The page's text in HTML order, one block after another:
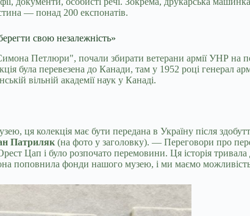
— понад 200 експонатів.
свою незалежність»
Петлюри", почали збирати ветерани армії УНР на
була перевезена до Канади, там у 1952 році
вільній академії наук у Канаді.
ця колекція має бути передана в Україну після
Патриляк (на фото у заголовку). — Переговори про
Цап і було розпочато перемовини. Ця історія
поповнила фонди нашого музею, і ми маємо